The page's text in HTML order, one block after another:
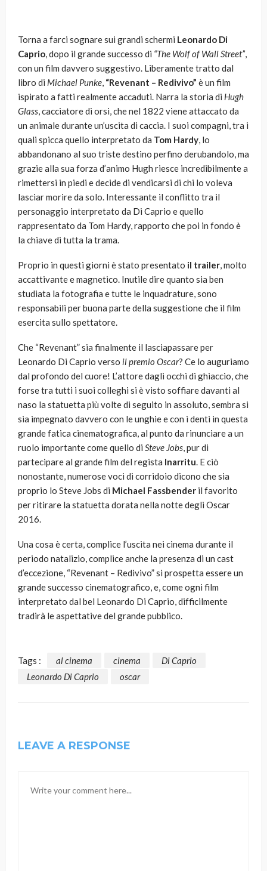
Torna a farci sognare sui grandi schermi Leonardo Di
Caprio, dopo il grande successo di “The Wolf of Wall Street”,
con un film davvero suggestivo. Liberamente tratto dal
libro di Michael Punke, “Revenant – Redivivo” è un film
ispirato a fatti realmente accaduti. Narra la storia di Hugh
Glass, cacciatore di orsi, che nel 1822 viene attaccato da
un animale durante un’uscita di caccia. I suoi compagni, tra i
quali spicca quello interpretato da Tom Hardy, lo
abbandonano al suo triste destino perfino derubandolo, ma
grazie alla sua forza d’animo Hugh riesce incredibilmente a
rimettersi in piedi e decide di vendicarsi di chi lo voleva
lasciar morire da solo. Interessante il conflitto tra il
personaggio interpretato da Di Caprio e quello
rappresentato da Tom Hardy, rapporto che poi in fondo è
la chiave di tutta la trama.
Proprio in questi giorni è stato presentato il trailer, molto
accattivante e magnetico. Inutile dire quanto sia ben
studiata la fotografia e tutte le inquadrature, sono
responsabili per buona parte della suggestione che il film
esercita sullo spettatore.
Che “Revenant” sia finalmente il lasciapassare per
Leonardo Di Caprio verso il premio Oscar? Ce lo auguriamo
dal profondo del cuore! L’attore dagli occhi di ghiaccio, che
forse tra tutti i suoi colleghi si è visto soffiare davanti al
naso la statuetta più volte di seguito in assoluto, sembra si
sia impegnato davvero con le unghie e con i denti in questa
grande fatica cinematografica, al punto da rinunciare a un
ruolo importante come quello di Steve Jobs, pur di
partecipare al grande film del regista Inarritu. E ciò
nonostante, numerose voci di corridoio dicono che sia
proprio lo Steve Jobs di Michael Fassbender il favorito
per ritirare la statuetta dorata nella notte degli Oscar
2016.
Una cosa è certa, complice l’uscita nei cinema durante il
periodo natalizio, complice anche la presenza di un cast
d’eccezione, “Revenant – Redivivo” si prospetta essere un
grande successo cinematografico, e, come ogni film
interpretato dal bel Leonardo Di Caprio, difficilmente
tradirà le aspettative del grande pubblico.
Tags : al cinema cinema
Di Caprio
Leonardo Di Caprio
oscar
LEAVE A RESPONSE